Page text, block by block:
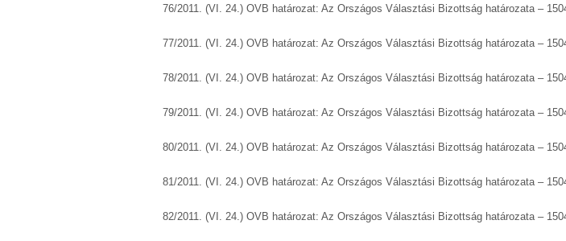
76/2011. (VI. 24.) OVB határozat: Az Országos Választási Bizottság határozata –
77/2011. (VI. 24.) OVB határozat: Az Országos Választási Bizottság határozata –
78/2011. (VI. 24.) OVB határozat: Az Országos Választási Bizottság határozata –
79/2011. (VI. 24.) OVB határozat: Az Országos Választási Bizottság határozata –
80/2011. (VI. 24.) OVB határozat: Az Országos Választási Bizottság határozata –
81/2011. (VI. 24.) OVB határozat: Az Országos Választási Bizottság határozata –
82/2011. (VI. 24.) OVB határozat: Az Országos Választási Bizottság határozata –